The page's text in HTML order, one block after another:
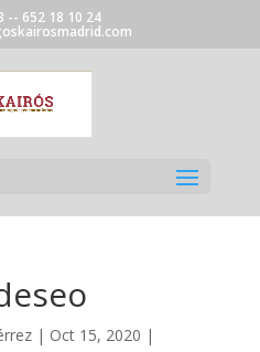
-- 652 18 10 24
| Oct 15, 2020 |